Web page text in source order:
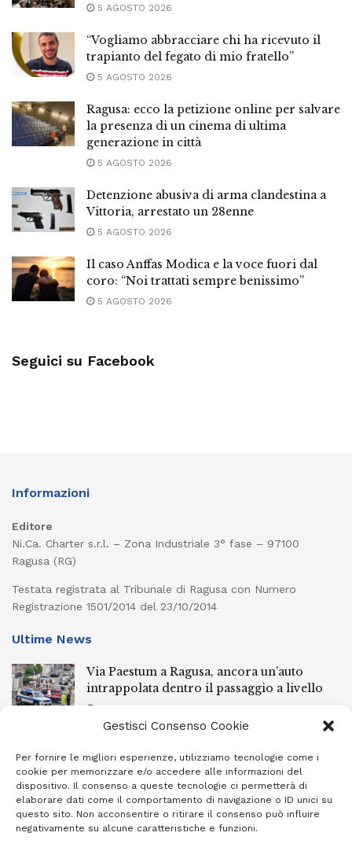
Gestisci Consenso Cookie
Per fornire le migliori esperienze, utilizziamo tecnologie come i
cookie per memorizzare e/o accedere alle informazioni del
dispositivo. Il consenso a queste tecnologie ci permetterà di
elaborare dati come il comportamento di navigazione o ID unici su
questo sito. Non acconsentire o ritirare il consenso può influire
negativamente su alcune caratteristiche e funzioni.
5 AGOSTO 2026
“Vogliamo abbracciare chi ha ricevuto il
trapianto del fegato di mio fratello”
5 AGOSTO 2026
Ragusa: ecco la petizione online per salvare
la presenza di un cinema di ultima
generazione in città
5 AGOSTO 2026
Detenzione abusiva di arma clandestina a
Vittoria, arrestato un 28enne
5 AGOSTO 2026
Il caso Anffas Modica e la voce fuori dal
coro: “Noi trattati sempre benissimo”
5 AGOSTO 2026
Seguici su Facebook
Informazioni
Editore
Ni.Ca. Charter s.r.l. – Zona Industriale 3° fase – 97100
Ragusa (RG)
Testata registrata al Tribunale di Ragusa con Numero
Registrazione 1501/2014 del 23/10/2014
Ultime News
Via Paestum a Ragusa, ancora un’auto
intrappolata dentro il passaggio a livello
elisoccorsa
5 AGOSTO 2026
Spettacolare “Sciuta” per la Madonna della
neve oggi a Giarratana